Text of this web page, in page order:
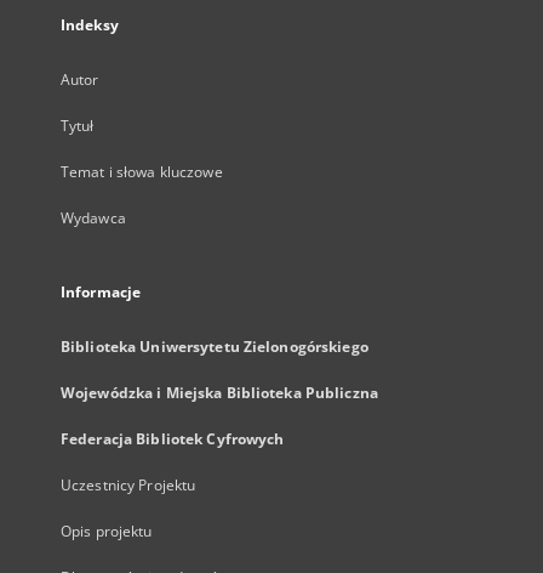
Indeksy
Autor
Tytuł
Temat i słowa kluczowe
Wydawca
Informacje
Biblioteka Uniwersytetu Zielonogórskiego
Wojewódzka i Miejska Biblioteka Publiczna
Federacja Bibliotek Cyfrowych
Uczestnicy Projektu
Opis projektu